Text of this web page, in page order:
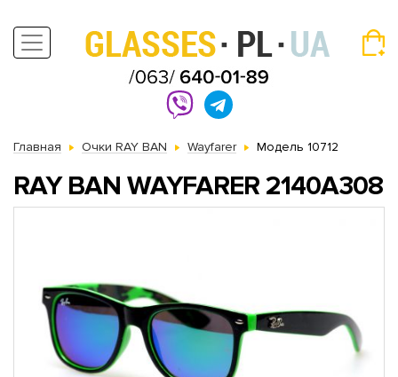
Главная Очки RAY BAN Wayfarer Модель 10712
RAY BAN WAYFARER 2140A308